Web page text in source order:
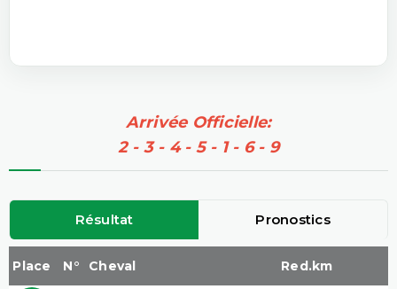
Arrivée Officielle:
2 - 3 - 4 - 5 - 1 - 6 - 9
Résultat Pronostics
Place N° Cheval Red.km